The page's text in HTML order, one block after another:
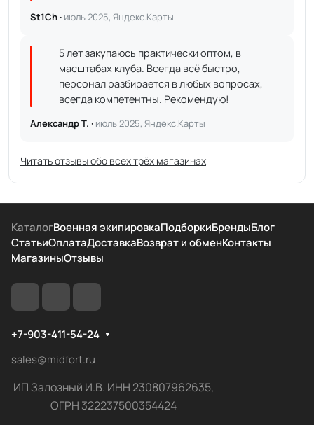
St1Ch · июль 2025, Яндекс.Карты
5 лет закупаюсь практически оптом, в
масштабах клуба. Всегда всё быстро,
персонал разбирается в любых вопросах,
всегда компетентны. Рекомендую!
Александр Т. · июль 2025, Яндекс.Карты
Читать отзывы обо всех трёх магазинах
КаталогВоенная экипировкаПодборкиБрендыБлог
СтатьиОплатаДоставкаВозврат и обменКонтакты
МагазиныОтзывы
+7-903-411-54-24
sales@midfort.ru
ИП Залозный И.В. ИНН 230807962635,
ОГРН 322237500354424